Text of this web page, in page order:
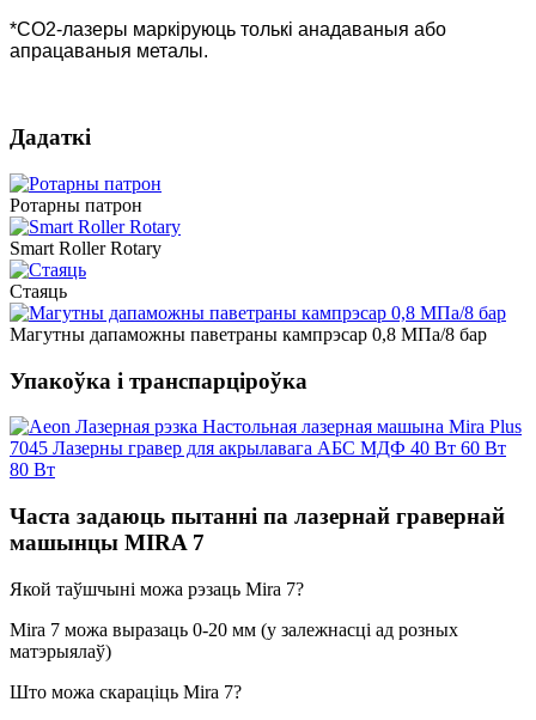
*CO2-лазеры маркіруюць толькі анадаваныя або
апрацаваныя металы.
Дадаткі
Ротарны патрон
Smart Roller Rotary
Стаяць
Магутны дапаможны паветраны кампрэсар 0,8 МПа/8 бар
Упакоўка і транспарціроўка
Часта задаюць пытанні па лазернай гравернай
машынцы MIRA 7
Якой таўшчыні можа рэзаць Mira 7?
Mira 7 можа выразаць 0-20 мм (у залежнасці ад розных
матэрыялаў)
Што можа скараціць Mira 7?